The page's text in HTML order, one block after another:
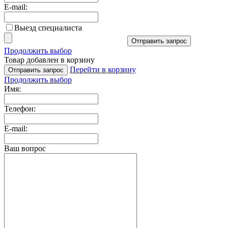
E-mail:
Выезд специалиста
Отправить запрос
Продолжить выбор
Товар добавлен в корзину
Отправить запрос
Перейти в корзину
Продолжить выбор
Имя:
Телефон:
E-mail:
Ваш вопрос